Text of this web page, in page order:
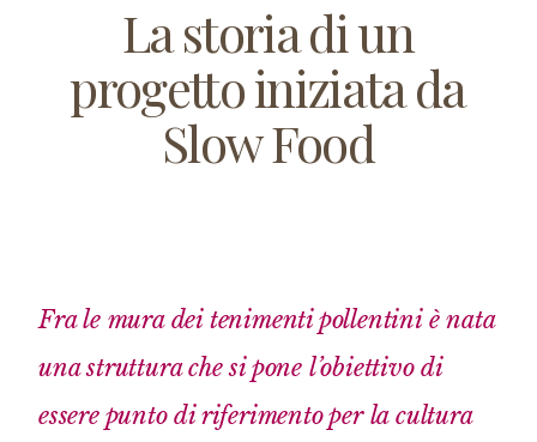
La storia di un
progetto iniziata da
Slow Food
Fra le mura dei tenimenti pollentini è nata
una struttura che si pone l’obiettivo di
essere punto di riferimento per la cultura